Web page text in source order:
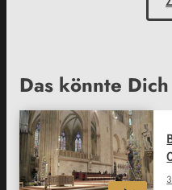
Das könnte